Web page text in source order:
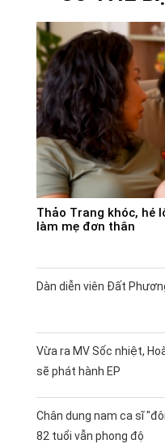
Thảo Trang khóc, hé
làm mẹ đơn thân
Dàn diễn viên Đất
Vừa ra MV Sốc nhiệt,
sẽ phát hành EP
Chân dung nam ca sĩ
82 tuổi vẫn phong độ